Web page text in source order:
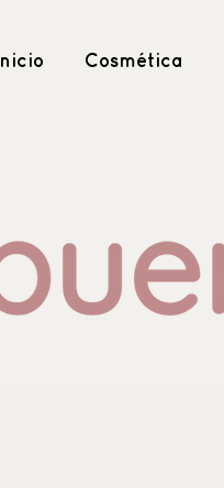
Inicio Cosmética